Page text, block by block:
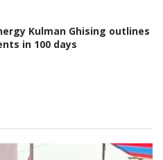
Kulman Ghising outlines
in 100 days